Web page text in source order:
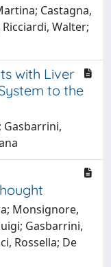
Castagna,
Ricciardi, Walter;
with Liver
to the
Gasbarrini,
Monsignore,
Gasbarrini,
Rossella; De